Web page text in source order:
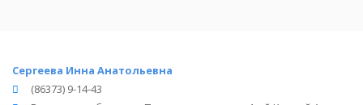
Сергеева Инна Анатольевна
(86373) 9-14-43